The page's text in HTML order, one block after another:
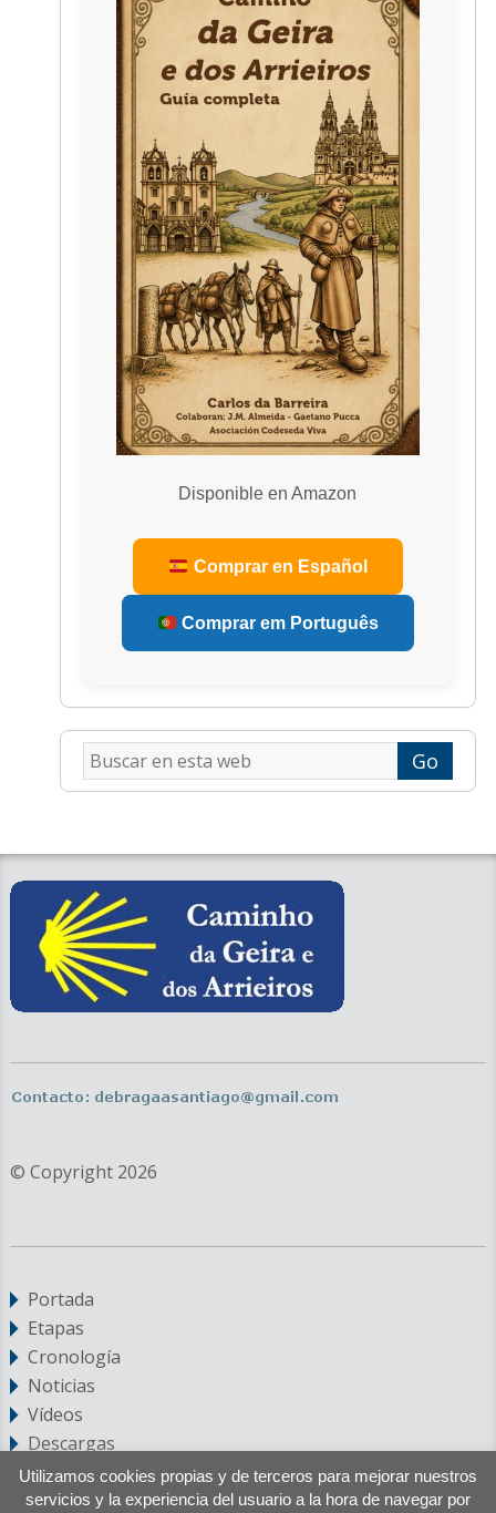
Disponible en Amazon
Comprar en Español
Comprar em Português
Buscar
en
esta
© Copyright 2026
Portada
Etapas
Cronología
Noticias
Vídeos
Descargas
Utilizamos cookies propias y de terceros para mejorar nuestros
servicios y la experiencia del usuario a la hora de navegar por